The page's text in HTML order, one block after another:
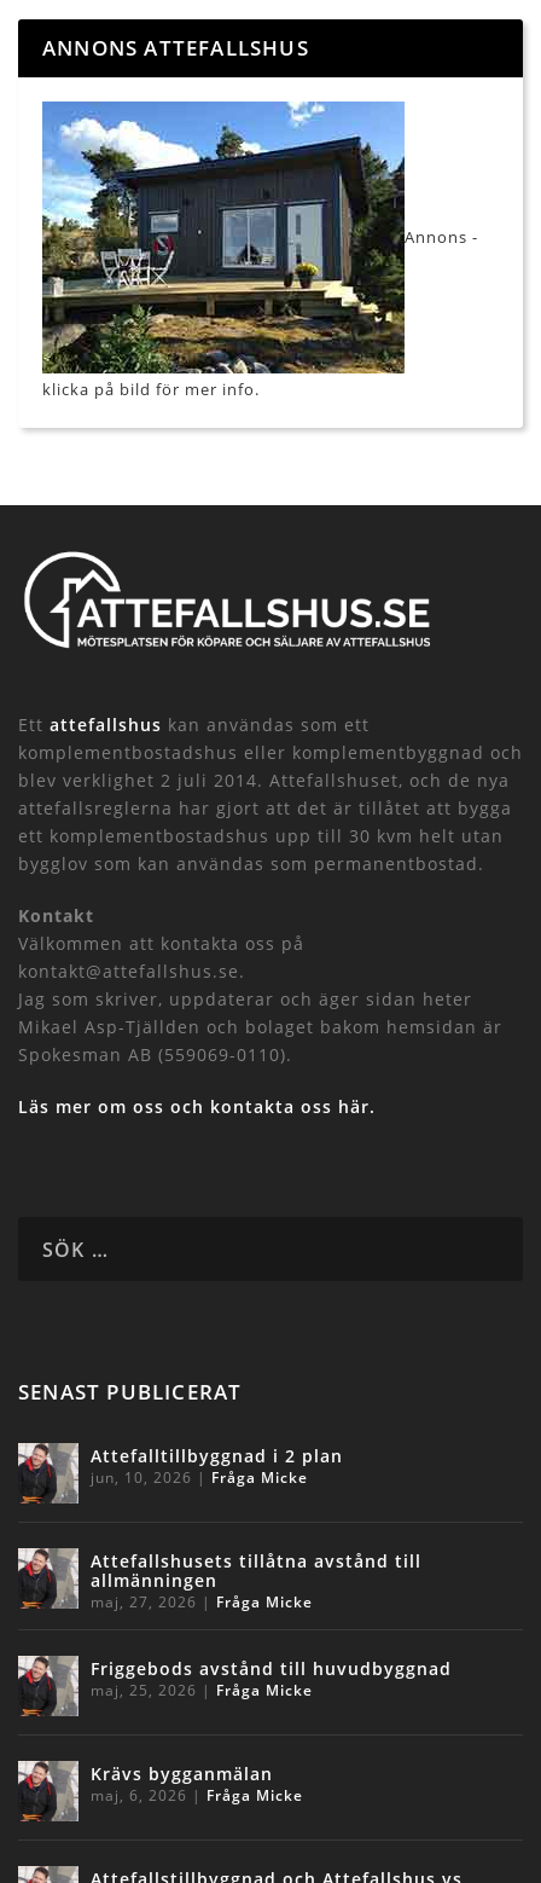
ANNONS ATTEFALLSHUS
Annons -
klicka på bild för mer info.
Ett attefallshus kan användas som ett
komplementbostadshus eller komplementbyggnad och
blev verklighet 2 juli 2014. Attefallshuset, och de nya
attefallsreglerna har gjort att det är tillåtet att bygga
ett komplementbostadshus upp till 30 kvm helt utan
bygglov som kan användas som permanentbostad.
Kontakt
Välkommen att kontakta oss på
kontakt@attefallshus.se.
Jag som skriver, uppdaterar och äger sidan heter
Mikael Asp-Tjällden och bolaget bakom hemsidan är
Spokesman AB (559069-0110).
Läs mer om oss och kontakta oss här.
SENAST PUBLICERAT
Attefalltillbyggnad i 2 plan
jun, 10, 2026 | Fråga Micke
Attefallshusets tillåtna avstånd till
allmänningen
maj, 27, 2026 | Fråga Micke
Friggebods avstånd till huvudbyggnad
maj, 25, 2026 | Fråga Micke
Krävs bygganmälan
maj, 6, 2026 | Fråga Micke